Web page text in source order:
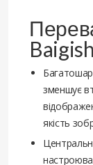
Baigish
зменшує
якість